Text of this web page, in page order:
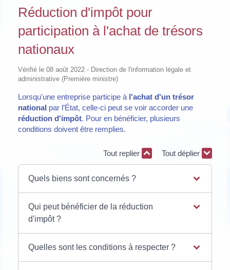
Réduction d'impôt pour
participation à l'achat de trésors
nationaux
Vérifié le 08 août 2022 - Direction de l'information légale et
administrative (Première ministre)
Lorsqu'une entreprise participe à l'achat d'un trésor
national par l’État, celle-ci peut se voir accorder une
réduction d'impôt. Pour en bénéficier, plusieurs
conditions doivent être remplies.
Tout replier Tout déplier
Quels biens sont concernés ?
Qui peut bénéficier de la réduction
d'impôt ?
Quelles sont les conditions à respecter ?